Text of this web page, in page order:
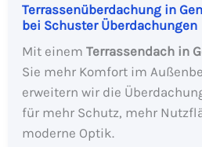
Terrassenüberdachung in
bei Schuster Überdachungen
Mit einem Terrassendach in
Sie mehr Komfort im
erweitern wir die
für mehr Schutz, mehr
moderne Optik.